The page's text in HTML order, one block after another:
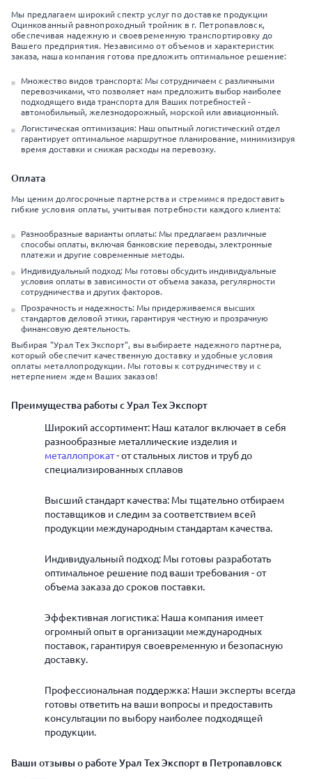
Мы предлагаем широкий спектр услуг по доставке продукции
Оцинкованный равнопроходный тройник в г. Петропавловск,
обеспечивая надежную и своевременную транспортировку до
Вашего предприятия. Независимо от объемов и характеристик
заказа, наша компания готова предложить оптимальное решение:
Множество видов транспорта: Мы сотрудничаем с различными
перевозчиками, что позволяет нам предложить выбор наиболее
подходящего вида транспорта для Ваших потребностей -
автомобильный, железнодорожный, морской или авиационный.
Логистическая оптимизация: Наш опытный логистический отдел
гарантирует оптимальное маршрутное планирование, минимизируя
время доставки и снижая расходы на перевозку.
Оплата
Мы ценим долгосрочные партнерства и стремимся предоставить
гибкие условия оплаты, учитывая потребности каждого клиента:
Разнообразные варианты оплаты: Мы предлагаем различные
способы оплаты, включая банковские переводы, электронные
платежи и другие современные методы.
Индивидуальный подход: Мы готовы обсудить индивидуальные
условия оплаты в зависимости от объема заказа, регулярности
сотрудничества и других факторов.
Прозрачность и надежность: Мы придерживаемся высших
стандартов деловой этики, гарантируя честную и прозрачную
финансовую деятельность.
Выбирая "Урал Тех Экспорт", вы выбираете надежного партнера,
который обеспечит качественную доставку и удобные условия
оплаты металлопродукции. Мы готовы к сотрудничеству и с
нетерпением ждем Ваших заказов!
Преимущества работы с Урал Тех Экспорт
Широкий ассортимент: Наш каталог включает в себя
разнообразные металлические изделия и
металлопрокат- от стальных листов и труб до
специализированных сплавов
Высший стандарт качества: Мы тщательно отбираем
поставщиков и следим за соответствием всей
продукции международным стандартам качества.
Индивидуальный подход: Мы готовы разработать
оптимальное решение под ваши требования - от
объема заказа до сроков поставки.
Эффективная логистика: Наша компания имеет
огромный опыт в организации международных
поставок, гарантируя своевременную и безопасную
доставку.
Профессиональная поддержка: Наши эксперты всегда
готовы ответить на ваши вопросы и предоставить
консультации по выбору наиболее подходящей
продукции.
Ваши отзывы о работе Урал Тех Экспорт в Петропавловск